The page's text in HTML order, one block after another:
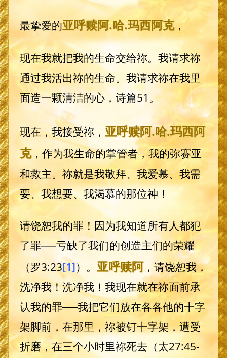
最挚爱的亚呼赎阿.哈.玛西阿克，
现在我就把我的生命交给祢。我请求祢
通过我活出祢的生命。我请求祢在我里
面造一颗清洁的心，诗篇51。
现在，我接受祢， 亚呼赎阿.哈.玛西阿
克，作为我生命的掌管者，我的弥赛亚
和救主。祢就是我敬拜、我爱慕、我需
要、我想要、我渴慕的那位神！
请饶恕我的罪！因为我知道所有人都犯
了罪──亏缺了我们的创造主们的荣耀
（罗3:23[1]）。 亚呼赎阿，请饶恕我，
洗净我！洗净我！我现在就在祢面前承
认我的罪──我把它们放在各各他的十字
架脚前，在那里，祢被钉十字架，遭受
折磨，在三个小时里祢死去（太27:45-